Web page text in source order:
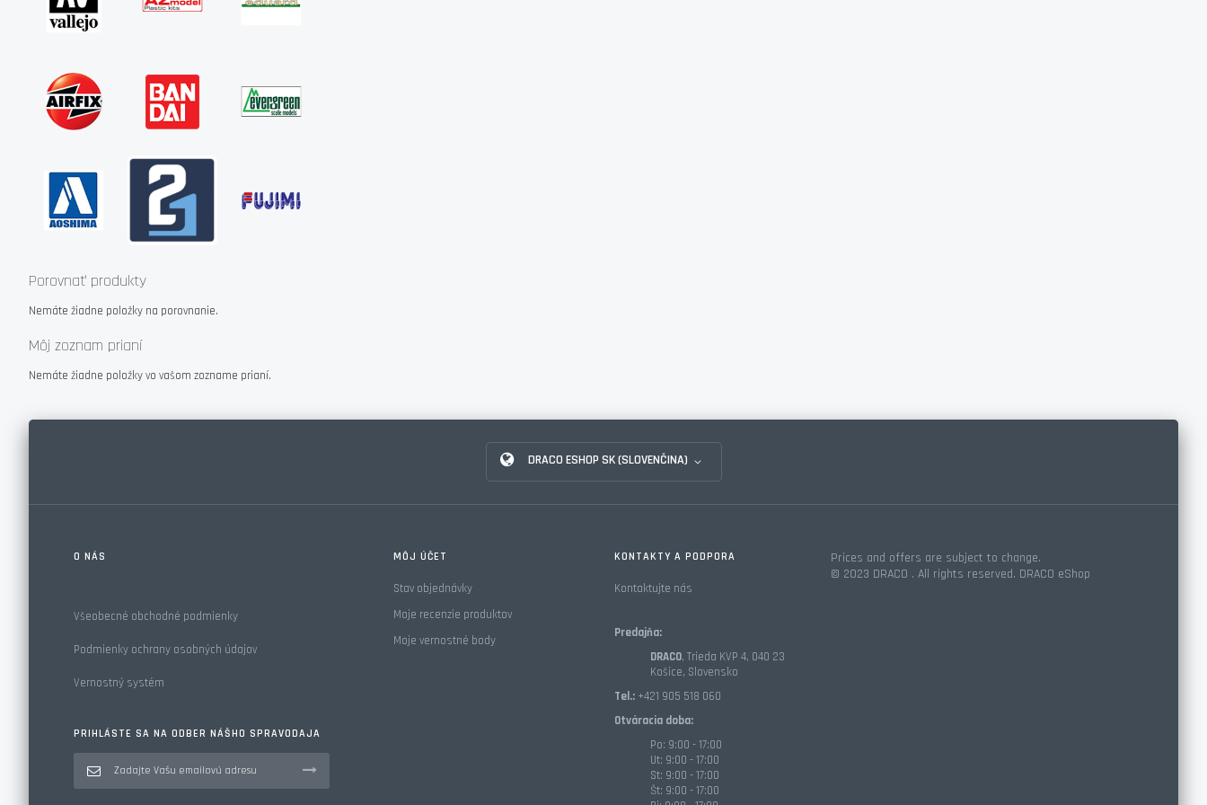
Porovnať produkty
Nemáte žiadne položky na porovnanie.
Môj zoznam prianí
Nemáte žiadne položky vo vašom zozname prianí.
DRACO ESHOP SK (SLOVENČINA)
O NÁS
Všeobecné obchodné podmienky
Podmienky ochrany osobných údajov
Vernostný systém
PRIHLÁSTE SA NA ODBER NÁŠHO SPRAVODAJA
odberu
MÔJ ÚČET
Stav objednávky
Moje recenzie produktov
Moje vernostné body
KONTAKTY A PODPORA
Kontaktujte nás
Predajňa:
DRACO, Trieda KVP 4, 040 23
Košice, Slovensko
Tel.: +421 905 518 060
Otváracia doba:
Po: 9:00 - 17:00
Ut: 9:00 - 17:00
St: 9:00 - 17:00
Št: 9:00 - 17:00
Prices and offers are subject to change.
© 2023 DRACO . All rights reserved. DRACO eShop